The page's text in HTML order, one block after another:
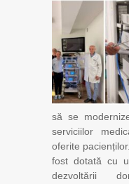
să se
serviciilor
oferite
fost dotată cu
dezvoltării